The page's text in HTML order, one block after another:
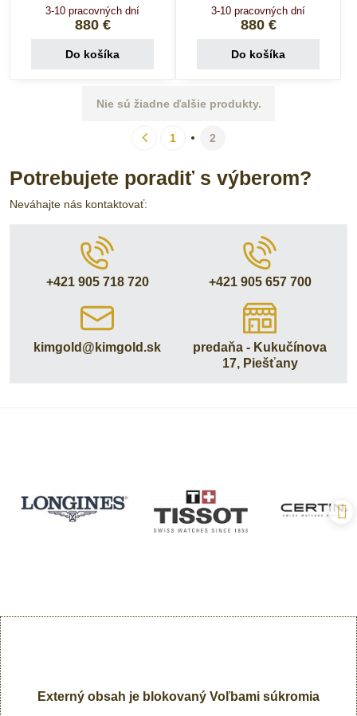
3-10 pracovných dní
880 €
Do košíka
3-10 pracovných dní
880 €
Do košíka
Nie sú žiadne ďalšie produkty.
1 2
Potrebujete poradiť s výberom?
Neváhajte nás kontaktovať:
+421 905 718 720 +421 905 657 700
kimgold​@kimgold​.sk
predaňa - Kukučínova
17, Piešťany
Externý obsah je blokovaný Voľbami súkromia